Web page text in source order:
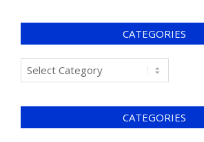
CATEGORIES
CATEGORIES